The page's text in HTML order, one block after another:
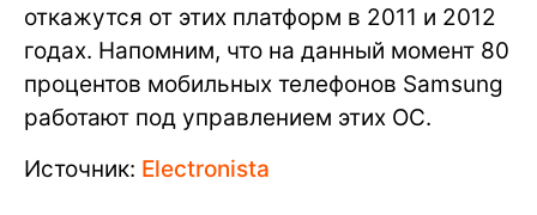
откажутся от этих платформ в 2011 и 2012
годах. Напомним, что на данный момент 80
процентов мобильных телефонов Samsung
работают под управлением этих ОС.
Источник: Electronista